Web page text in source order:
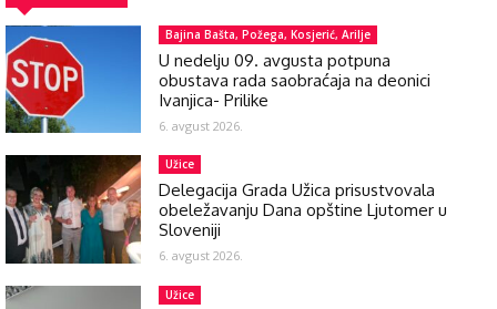
Bajina Bašta, Požega, Kosjerić, Arilje
U nedelju 09. avgusta potpuna
obustava rada saobraćaja na deonici
Ivanjica- Prilike
6. avgust 2026.
Užice
Delegacija Grada Užica prisustvovala
obeležavanju Dana opštine Ljutomer u
Sloveniji
6. avgust 2026.
Užice